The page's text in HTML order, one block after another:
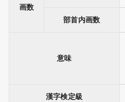
画数
部首内画数
意味
漢字検定級